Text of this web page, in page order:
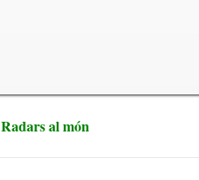
Radars al món